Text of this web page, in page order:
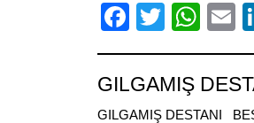
Facebook
Twitter
GILGAMIŞ
GILGAMIŞ DESTANI